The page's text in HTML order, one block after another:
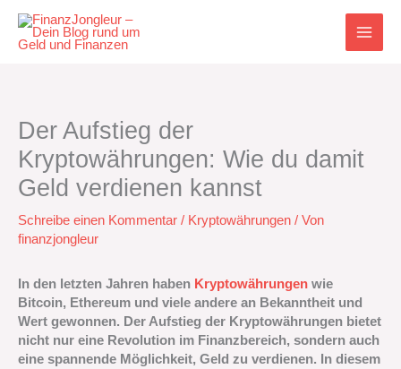
Inhalt
springen
Der Aufstieg der
Kryptowährungen: Wie du damit
Geld verdienen kannst
Schreibe einen Kommentar / Kryptowährungen / Von
finanzjongleur
In den letzten Jahren haben Kryptowährungen wie
Bitcoin, Ethereum und viele andere an Bekanntheit und
Wert gewonnen. Der Aufstieg der Kryptowährungen bietet
nicht nur eine Revolution im Finanzbereich, sondern auch
eine spannende Möglichkeit, Geld zu verdienen. In diesem